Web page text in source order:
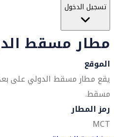
تسجيل الدخول
مطار مسقط
الموقع
مسقط.
رمز المطار
MCT